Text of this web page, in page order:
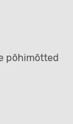
põhimõtted